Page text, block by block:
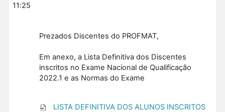
11:25
Prezados Discentes do PROFMAT,
Em anexo, a Lista Definitiva dos Discentes
inscritos no Exame Nacional de Qualificação
2022.1 e as Normas do Exame
LISTA DEFINITIVA DOS ALUNOS INSCRITOS